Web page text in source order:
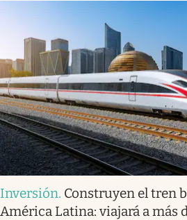
Inversión. Construyen el tren
América Latina: viajará a más